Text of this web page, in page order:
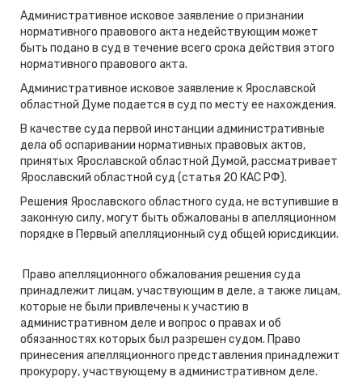
Административное исковое заявление о признании
нормативного правового акта недействующим может
быть подано в суд в течение всего срока действия этого
нормативного правового акта.
Административное исковое заявление к Ярославской
областной Думе подается в суд по месту ее нахождения.
В качестве суда первой инстанции административные
дела об оспаривании нормативных правовых актов,
принятых Ярославской областной Думой, рассматривает
Ярославский областной суд (статья 20 КАС РФ).
Решения Ярославского областного суда, не вступившие в
законную силу, могут быть обжалованы в апелляционном
порядке в Первый апелляционный суд общей юрисдикции.
Право апелляционного обжалования решения суда
принадлежит лицам, участвующим в деле, а также лицам,
которые не были привлечены к участию в
административном деле и вопрос о правах и об
обязанностях которых был разрешен судом. Право
принесения апелляционного представления принадлежит
прокурору, участвующему в административном деле.